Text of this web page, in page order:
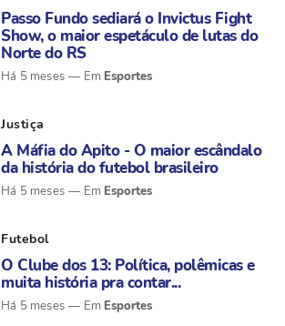
Passo Fundo sediará o Invictus Fight
Show, o maior espetáculo de lutas do
Norte do RS
Há 5 meses Esportes
Justiça
A Máfia do Apito - O maior escândalo
da história do futebol brasileiro
Há 5 meses Esportes
Futebol
O Clube dos 13: Política, polêmicas e
muita história pra contar...
Há 5 meses Esportes